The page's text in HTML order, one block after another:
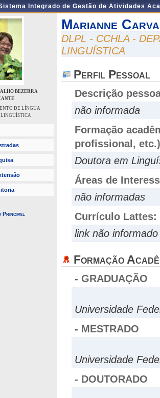
Integrado de Gestão de Atividades
BEZERRA
DE LÍNGUA
LINGUÍSTICA
Principal
Marianne
DLPL - CCHLA -
LINGUÍSTICA
Perfil Pessoal
Descrição
não informada
Formação
profissional, etc.)
Doutora em
Áreas de
não informadas
Currículo Lattes:
link não informado
Formação
- GRADUAÇÃO
Universidade
- MESTRADO
Universidade
- DOUTORADO